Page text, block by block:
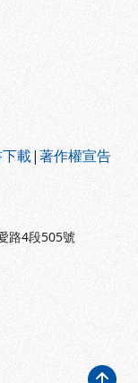
載|著作權宣告
路4段505號